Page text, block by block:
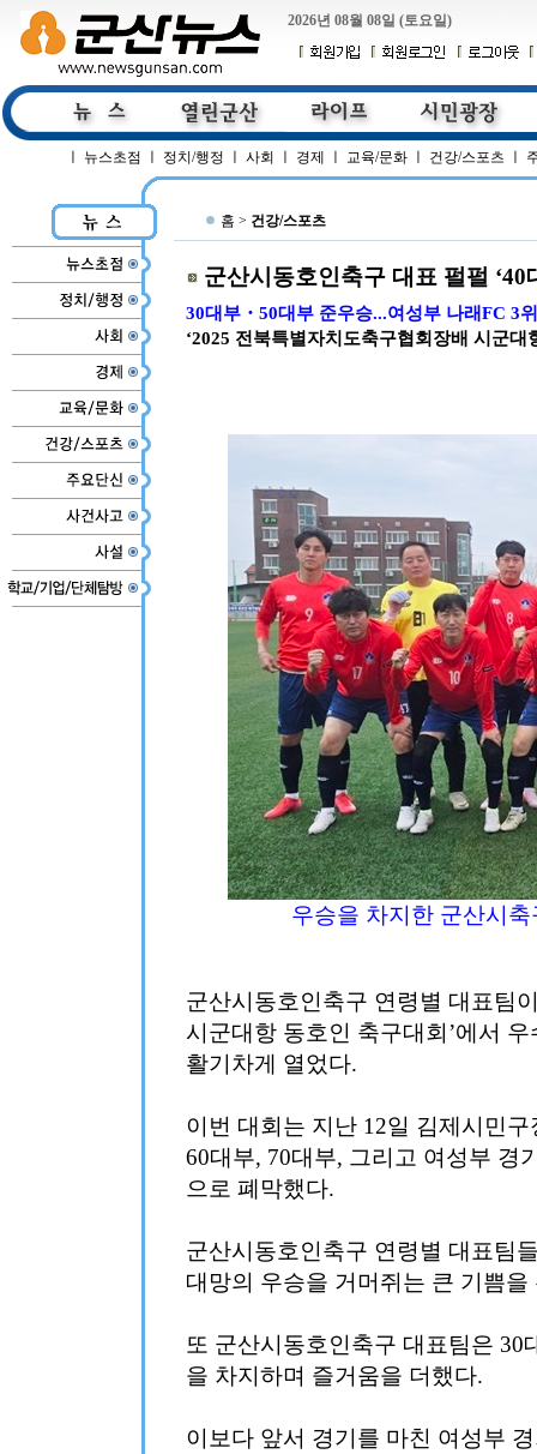
2026년 08월 08일 (토요일)
뉴스초점 정치/행정 사회 경제 교육/문화 건강/스포츠
홈 > 건강/스포츠
군산시동호인축구 대표 펄펄 ‘40
30대부・50대부 준우승...여성부 나래FC 3위
‘2025 전북특별자치도축구협회장배 시군대
우승을 차지한 군산시
군산시동호인축구 연령별 대표팀
시군대항 동호인 축구대회’에서
활기차게 열었다.
이번 대회는 지난 12일 김제시민
60대부, 70대부, 그리고 여성부 경
으로 폐막했다.
군산시동호인축구 연령별 대표팀
대망의 우승을 거머쥐는 큰 기쁨을
또 군산시동호인축구 대표팀은
을 차지하며 즐거움을 더했다.
이보다 앞서 경기를 마친 여성부